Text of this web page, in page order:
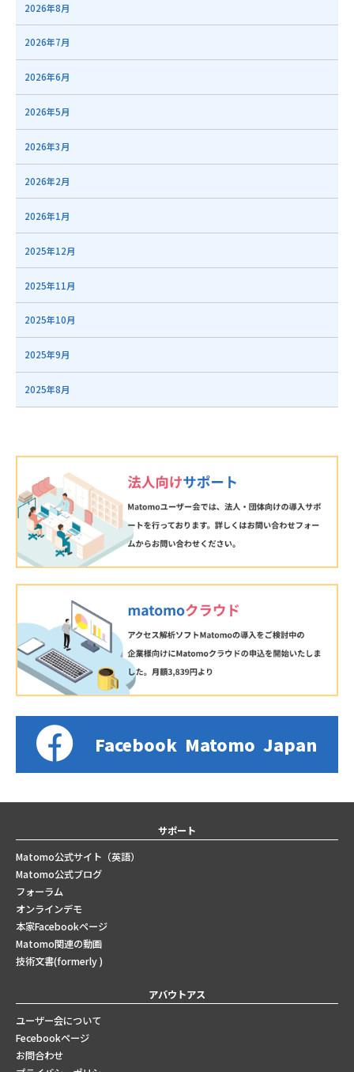
2026年8月
2026年7月
2026年6月
2026年5月
2026年3月
2026年2月
2026年1月
2025年12月
2025年11月
2025年10月
2025年9月
2025年8月
Facebook Matomo Japan
サポート
Matomo公式サイト（英語）
Matomo公式ブログ
フォーラム
オンラインデモ
本家Facebookページ
Matomo関連の動画
技術文書(formerly )
アバウトアス
ユーザー会について
Fecebookページ
お問合わせ